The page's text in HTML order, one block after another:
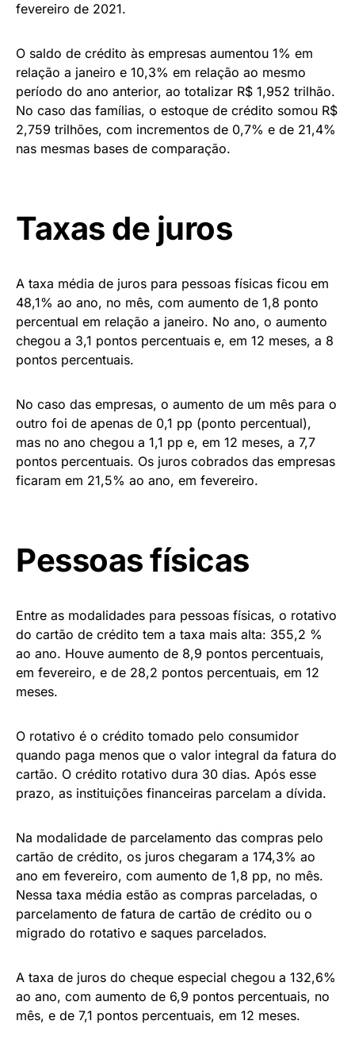
fevereiro de 2021.
O saldo de crédito às empresas aumentou 1% em
relação a janeiro e 10,3% em relação ao mesmo
período do ano anterior, ao totalizar R$ 1,952 trilhão.
No caso das famílias, o estoque de crédito somou R$
2,759 trilhões, com incrementos de 0,7% e de 21,4%
nas mesmas bases de comparação.
Taxas de juros
A taxa média de juros para pessoas físicas ficou em
48,1% ao ano, no mês, com aumento de 1,8 ponto
percentual em relação a janeiro. No ano, o aumento
chegou a 3,1 pontos percentuais e, em 12 meses, a 8
pontos percentuais.
No caso das empresas, o aumento de um mês para o
outro foi de apenas de 0,1 pp (ponto percentual),
mas no ano chegou a 1,1 pp e, em 12 meses, a 7,7
pontos percentuais. Os juros cobrados das empresas
ficaram em 21,5% ao ano, em fevereiro.
Pessoas físicas
Entre as modalidades para pessoas físicas, o rotativo
do cartão de crédito tem a taxa mais alta: 355,2 %
ao ano. Houve aumento de 8,9 pontos percentuais,
em fevereiro, e de 28,2 pontos percentuais, em 12
meses.
O rotativo é o crédito tomado pelo consumidor
quando paga menos que o valor integral da fatura do
cartão. O crédito rotativo dura 30 dias. Após esse
prazo, as instituições financeiras parcelam a dívida.
Na modalidade de parcelamento das compras pelo
cartão de crédito, os juros chegaram a 174,3% ao
ano em fevereiro, com aumento de 1,8 pp, no mês.
Nessa taxa média estão as compras parceladas, o
parcelamento de fatura de cartão de crédito ou o
migrado do rotativo e saques parcelados.
A taxa de juros do cheque especial chegou a 132,6%
ao ano, com aumento de 6,9 pontos percentuais, no
mês, e de 7,1 pontos percentuais, em 12 meses.